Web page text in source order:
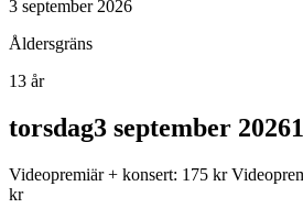
3 september 2026
Åldersgräns
13 år
torsdag3 september 2026
Videopremiär + konsert: 175 kr
kr